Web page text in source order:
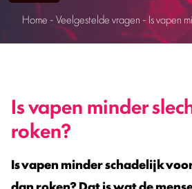
Home-Veelgestelde vragen-Is vapen
Is vapen minder
roken?
Is vapen minder schadelijk